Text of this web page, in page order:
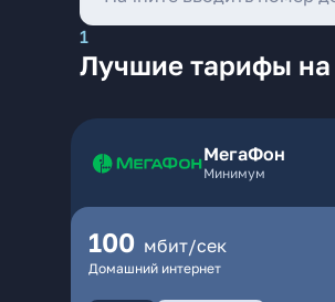
1
Лучшие тарифы на
МегаФон
Минимум
100 мбит/сек
Домашний интернет